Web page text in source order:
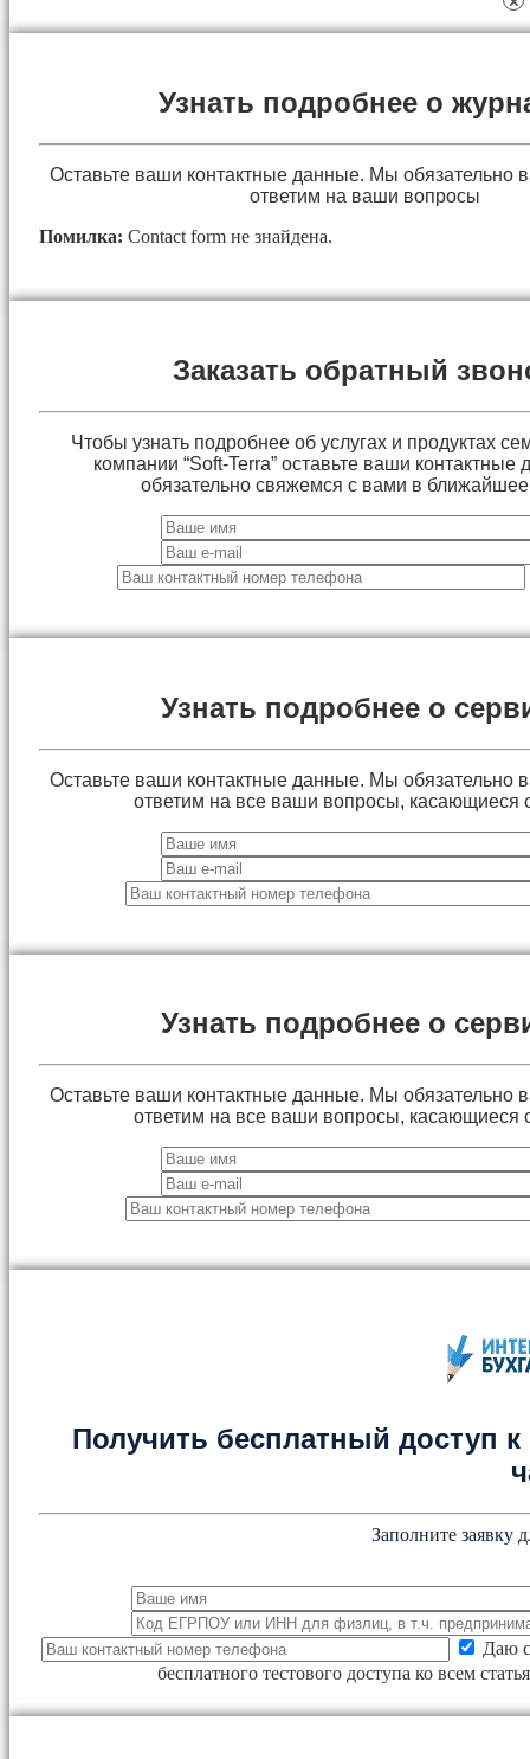
Узнать подробнее о
Оставьте ваши контактные данные. Мы обязательно
ответим на ваши вопросы
Помилка: Contact form не знайдена.
Заказать обратный
Чтобы узнать подробнее об услугах и продуктах
компании “Soft-Terra” оставьте ваши
обязательно свяжемся с вами в
Узнать подробнее о
Оставьте ваши контактные данные. Мы обязательно
ответим на все ваши вопросы, касающиеся
Узнать подробнее о
Оставьте ваши контактные данные. Мы обязательно
ответим на все ваши вопросы, касающиеся
Получить бесплатный доступ к
Заполните заявку
Даю
бесплатного тестового доступа ко всем